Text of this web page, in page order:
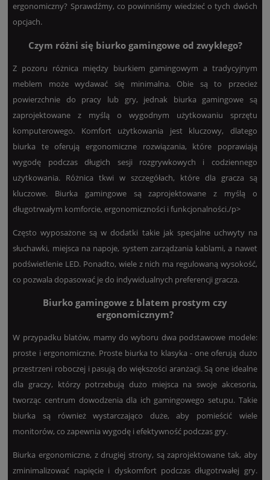
ergonomiczny? Sprawdźmy, co powinniśmy wiedzieć o tych dwóch
opcjach.
Czym różni się biurko gamingowe od zwykłego?
Z pozoru różnica między biurkiem gamingowym a tradycyjnym
meblem może wydawać się minimalna. Obie są to przecież
powierzchnie do pracy lub gry, jednak biurka gamingowe są
zaprojektowane z myślą o wygodnym użytkowaniu sprzętu
komputerowego. Komfort użytkowania jest kluczowy, dlatego
biurka te oferują ergonomiczne rozwiązania, które poprawiają
wygodę podczas długich sesji rozgrywkowych i codziennego
użytkowania. Różnica tkwi w szczegółach, które dla gracza są
kluczowe. Biurka gamingowe są zaprojektowane z myślą o
długotrwałym komforcie, ergonomiczności i funkcjonalności./p>
Często wyposażone są w dodatki takie jak specjalne uchwyty na
słuchawki, miejsca na napoje, system zarządzania kablami, a nawet
podświetlenie LED. Ponadto, wiele z nich ma regulowaną wysokość,
co pozwala dopasować je do indywidualnych preferencji gracza.
Biurko gamingowe z blatem prostym czy
ergonomicznym?
W przypadku blatów, mamy do wyboru dwa podstawowe modele:
proste i ergonomiczne. Proste biurka to klasyka - one oferują dużo
przestrzeni roboczej i pasują do większości aranżacji. Są one idealne
dla graczy, którzy potrzebują dużo miejsca na swoje akcesoria,
tworząc centrum dowodzenia dla ich gamingowego setupu. Takie
biurka są również wystarczająco duże, aby pomieścić wiele
monitorów, co zapewnia wygodę i efektywność podczas gry.
Biurka ergonomiczne, z drugiej strony, są zaprojektowane tak, aby
zminimalizować napięcie i dyskomfort podczas długotrwałej gry.